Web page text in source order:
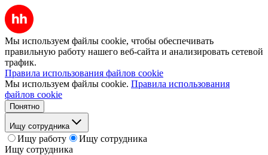
Мы используем файлы cookie, чтобы обеспечивать
правильную работу нашего веб-сайта и анализировать сетевой
трафик.
Правила использования файлов cookie
Мы используем файлы cookie. Правила использования
файлов cookie
Понятно
Ищу сотрудника
Ищу работу
Ищу сотрудника
Ищу сотрудника